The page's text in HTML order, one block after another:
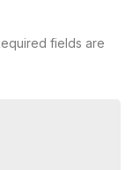
fields are